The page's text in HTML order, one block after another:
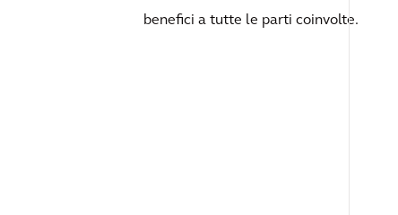
benefici a tutte le parti coinvolte.